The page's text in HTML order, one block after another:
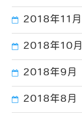
2018年11月
2018年10月
2018年9月
2018年8月